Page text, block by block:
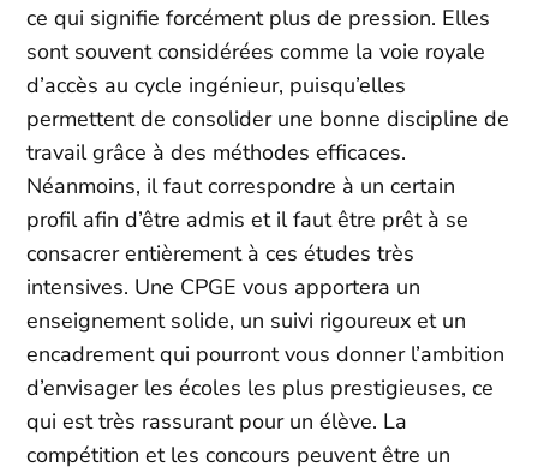
ce qui signifie forcément plus de pression. Elles
sont souvent considérées comme la voie royale
d’accès au cycle ingénieur, puisqu’elles
permettent de consolider une bonne discipline de
travail grâce à des méthodes efficaces.
Néanmoins, il faut correspondre à un certain
profil afin d’être admis et il faut être prêt à se
consacrer entièrement à ces études très
intensives. Une CPGE vous apportera un
enseignement solide, un suivi rigoureux et un
encadrement qui pourront vous donner l’ambition
d’envisager les écoles les plus prestigieuses, ce
qui est très rassurant pour un élève. La
compétition et les concours peuvent être un